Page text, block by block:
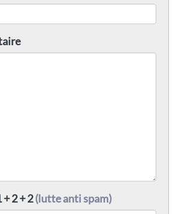
2 + 2(lutte anti spam)